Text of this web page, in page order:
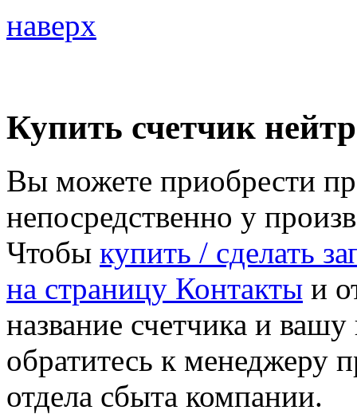
наверх
Купить счетчик
Вы можете приобрести
непосредственно у
Чтобы купить / сделать
на страницу Контакты и
название счетчика и
обратитесь к менеджеру
отдела сбыта компании.